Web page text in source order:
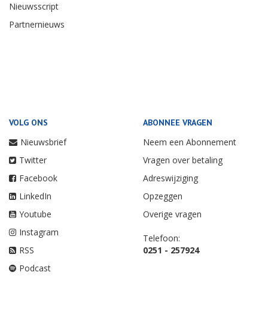
Nieuwsscript
Partnernieuws
VOLG ONS
Nieuwsbrief
Twitter
Facebook
LinkedIn
Youtube
Instagram
RSS
Podcast
ABONNEE VRAGEN
Neem een Abonnement
Vragen over betaling
Adreswijziging
Opzeggen
Overige vragen
Telefoon:
0251 - 257924